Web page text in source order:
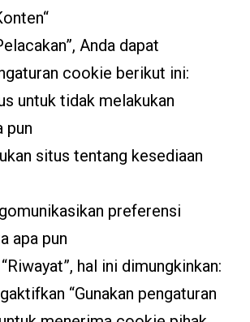
Anda dapat
cookie berikut ini:
untuk tidak melakukan
pun
situs tentang kesediaan
preferensi
apa pun
hal ini dimungkinkan:
“Gunakan pengaturan